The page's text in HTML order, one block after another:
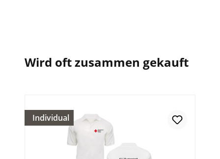
Wird oft zusammen gekauft
Individual